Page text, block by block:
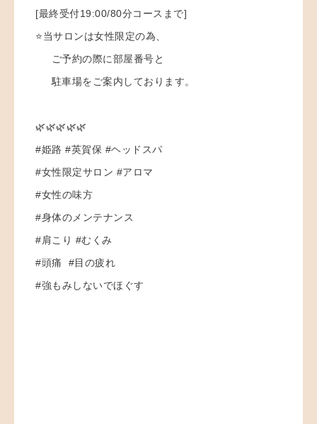
[最終受付19:00/80分コースまで]
⭐️当サロンは女性限定の為、
ご予約の際に部屋番号と
駐車場をご案内しております。
🌿🌿🌿🌿🌿
#姫路 #英賀保 #ヘッドスパ
#女性限定サロン #アロマ
#女性の味方
#身体のメンテナンス
#肩こり #むくみ
#頭痛 #目の疲れ
#強もみしないでほぐす